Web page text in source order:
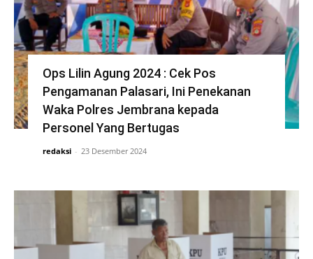
Ops Lilin Agung 2024 : Cek Pos
Pengamanan Palasari, Ini Penekanan
Waka Polres Jembrana kepada
Personel Yang Bertugas
redaksi - 23 Desember 2024